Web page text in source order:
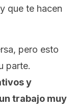
que te hacen
pero esto
parte.
y
trabajo muy